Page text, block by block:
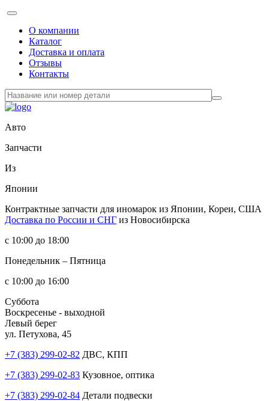
О компании
Каталог
Доставка и оплата
Отзывы
Контакты
Авто
Запчасти
Из
Японии
Контрактные запчасти для иномарок из Японии, Кореи, США
Доставка по России и СНГ из Новосибирска
с 10:00 до 18:00
Понедельник – Пятница
с 10:00 до 16:00
Суббота
Воскресенье - выходной
Левый берег
ул. Петухова, 45
+7 (383) 299-02-82 ДВС, КПП
+7 (383) 299-02-83 Кузовное, оптика
+7 (383) 299-02-84 Детали подвески